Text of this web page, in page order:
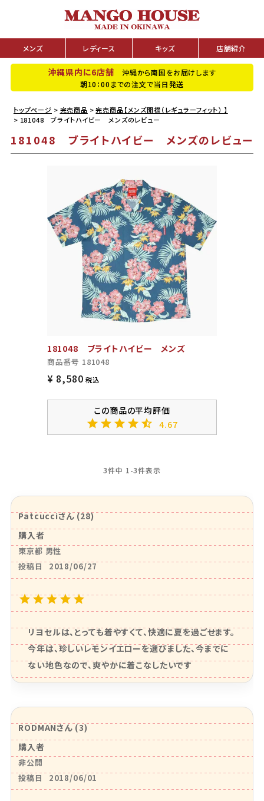
メンズ レディース キッズ 店舗紹介
沖縄県内に6店舗 沖縄から南国をお届けします
朝10：00までの注文で当日発送
トップページ 完売商品
完売商品【メンズ開襟（レギュラーフィット） 】
181048 ブライトハイビー メンズのレビュー
181048 ブライトハイビー メンズのレビュー
181048 ブライトハイビー メンズ
商品番号 181048
¥ 8,580 税込
4.67
3件中 1-3件表示
Patcucci
28
購入者
東京都 男性
投稿日
2018/06/27
リヨセルは、とっても着やすくて、快適に夏を過ごせます。
今年は、珍しいレモンイエローを選びました、今までに
ない地色なので、爽やかに着こなしたいです
RODMAN
3
購入者
非公開
投稿日
2018/06/01